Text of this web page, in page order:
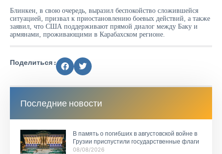
Блинкен, в свою очередь, выразил беспокойство сложившейся
ситуацией, призвал к приостановлению боевых действий, а также
заявил, что США поддерживают прямой диалог между Баку и
армянами, проживающими в Карабахском регионе.
Поделиться :
Последние новости
В память о погибших в августовской войне в
Грузии приспустили государственные флаги
08/08/2026